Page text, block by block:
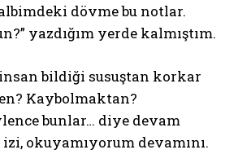
dövme bu notlar.
yazdığım yerde kalmıştım.
bildiği susuştan korkar
Kaybolmaktan?
bunlar… diye devam
okuyamıyorum devamını.